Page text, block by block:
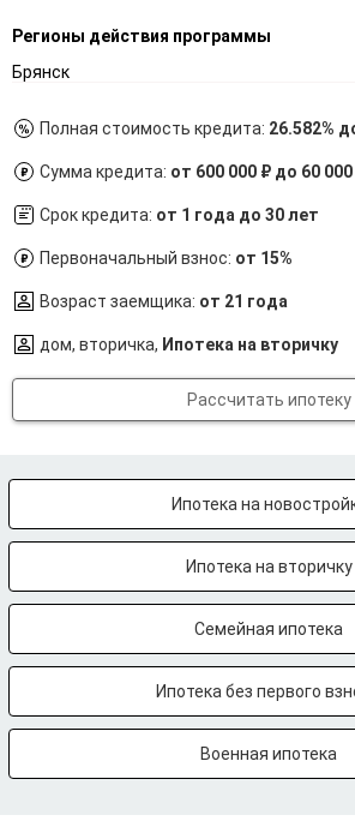
Регионы действия программы
Брянск
Полная стоимость кредита: 26.582%
Сумма кредита: от 600 000 ₽ до 60
Срок кредита: от 1 года до 30 лет
Первоначальный взнос: от 15%
Возраст заемщика: от 21 года
дом, вторичка, Ипотека на вторичку
Рассчитать ипотеку
Ипотека на
Ипотека на вторичку
Семейная ипотека
Ипотека без первого
Военная ипотека